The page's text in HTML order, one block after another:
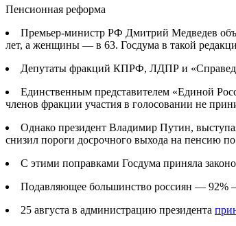
Пенсионная реформа
Премьер-министр РФ Дмитрий Медведев
лет, а женщины — в 63. Госдума в такой
Депутаты фракций КПРФ, ЛДПР и
Единственным представителем «Единой
членов фракции участия в голосовании не
Однако президент Владимир Путин,
снизил пороги досрочного выхода на пенсию
С этими поправками Госдума приняла
Подавляющее большинство россиян — 92%
25 августа в администрацию президента